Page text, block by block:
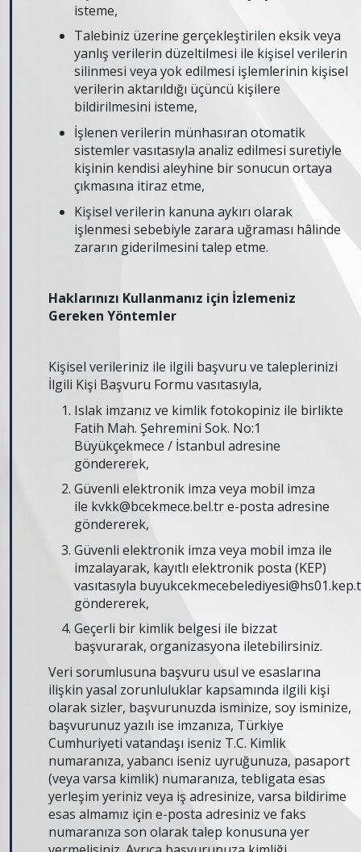
isteme,
Talebiniz üzerine gerçekleştirilen eksik veya
yanlış verilerin düzeltilmesi ile kişisel verilerin
silinmesi veya yok edilmesi işlemlerinin kişisel
verilerin aktarıldığı üçüncü kişilere
bildirilmesini isteme,
İşlenen verilerin münhasıran otomatik
sistemler vasıtasıyla analiz edilmesi suretiyle
kişinin kendisi aleyhine bir sonucun ortaya
çıkmasına itiraz etme,
Kişisel verilerin kanuna aykırı olarak
işlenmesi sebebiyle zarara uğraması hâlinde
zararın giderilmesini talep etme.
Haklarınızı Kullanmanız için İzlemeniz
Gereken Yöntemler
Kişisel verileriniz ile ilgili başvuru ve taleplerinizi
İlgili Kişi Başvuru Formu vasıtasıyla,
Islak imzanız ve kimlik fotokopiniz ile birlikte
Fatih Mah. Şehremini Sok. No:1
Büyükçekmece / İstanbul adresine
göndererek,
Güvenli elektronik imza veya mobil imza
ile kvkk@bcekmece.bel.tre-posta adresine
göndererek,
Güvenli elektronik imza veya mobil imza ile
imzalayarak, kayıtlı elektronik posta (KEP)
vasıtasıyla
göndererek,
Geçerli bir kimlik belgesi ile bizzat
başvurarak, organizasyona iletebilirsiniz.
Veri sorumlusuna başvuru usul ve esaslarına
ilişkin yasal zorunluluklar kapsamında ilgili kişi
olarak sizler, başvurunuzda isminize, soy isminize,
başvurunuz yazılı ise imzanıza, Türkiye
Cumhuriyeti vatandaşı iseniz T.C. Kimlik
numaranıza, yabancı iseniz uyruğunuza, pasaport
(veya varsa kimlik) numaranıza, tebligata esas
yerleşim yeriniz veya iş adresinize, varsa bildirime
esas almamız için e-posta adresiniz ve faks
numaranıza son olarak talep konusuna yer